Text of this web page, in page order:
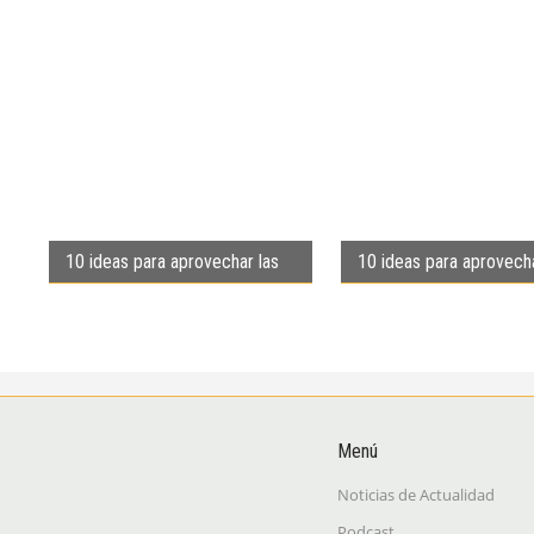
10 ideas para aprovechar las
10 ideas para
Menú
Noticias de Actualidad